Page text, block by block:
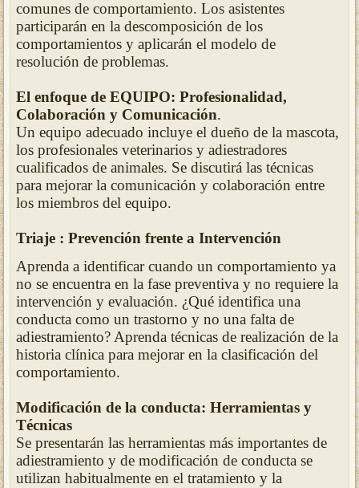
comunes de comportamiento. Los asistentes
participarán en la descomposición de los
comportamientos y aplicarán el modelo de
resolución de problemas.
El enfoque de EQUIPO: Profesionalidad,
Colaboración y Comunicación.
Un equipo adecuado incluye el dueño de la mascota,
los profesionales veterinarios y adiestradores
cualificados de animales. Se discutirá las técnicas
para mejorar la comunicación y colaboración entre
los miembros del equipo.
Triaje : Prevención frente a Intervención
Aprenda a identificar cuando un comportamiento ya
no se encuentra en la fase preventiva y no requiere la
intervención y evaluación. ¿Qué identifica una
conducta como un trastorno y no una falta de
adiestramiento? Aprenda técnicas de realización de la
historia clínica para mejorar en la clasificación del
comportamiento.
Modificación de la conducta: Herramientas y
Técnicas
Se presentarán las herramientas más importantes de
adiestramiento y de modificación de conducta se
utilizan habitualmente en el tratamiento y la